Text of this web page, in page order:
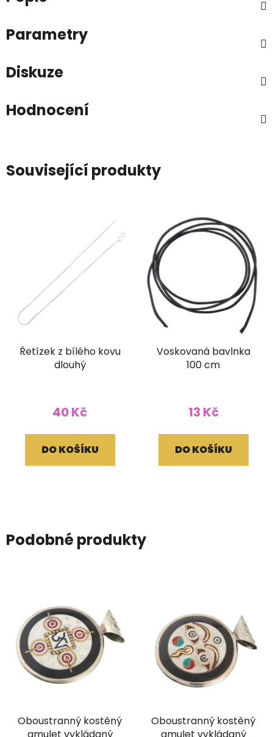
Parametry
Diskuze
Hodnocení
Související produkty
Řetízek z bílého kovu
dlouhý
40 Kč
DO KOŠÍKU
Voskovaná bavlnka
100 cm
13 Kč
DO KOŠÍKU
Podobné produkty
Oboustranný kostěný
Oboustranný kostěný